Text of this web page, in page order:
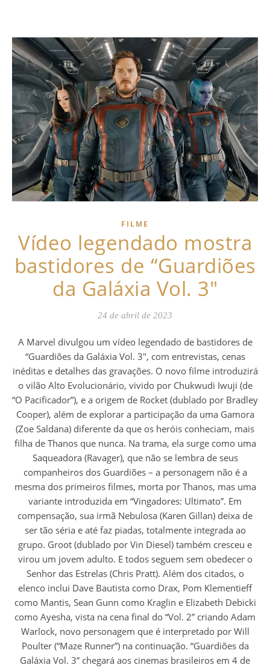
FILME
Vídeo legendado mostra
bastidores de “Guardiões
da Galáxia Vol. 3″
24 de abril de 2023
A Marvel divulgou um vídeo legendado de bastidores de
“Guardiões da Galáxia Vol. 3″, com entrevistas, cenas
inéditas e detalhes das gravações. O novo filme introduzirá
o vilão Alto Evolucionário, vivido por Chukwudi Iwuji (de
“O Pacificador”), e a origem de Rocket (dublado por Bradley
Cooper), além de explorar a participação da uma Gamora
(Zoe Saldana) diferente da que os heróis conheciam, mais
filha de Thanos que nunca. Na trama, ela surge como uma
Saqueadora (Ravager), que não se lembra de seus
companheiros dos Guardiões – a personagem não é a
mesma dos primeiros filmes, morta por Thanos, mas uma
variante introduzida em “Vingadores: Ultimato”. Em
compensação, sua irmã Nebulosa (Karen Gillan) deixa de
ser tão séria e até faz piadas, totalmente integrada ao
grupo. Groot (dublado por Vin Diesel) também cresceu e
virou um jovem adulto. E todos seguem sem obedecer o
Senhor das Estrelas (Chris Pratt). Além dos citados, o
elenco inclui Dave Bautista como Drax, Pom Klementieff
como Mantis, Sean Gunn como Kraglin e Elizabeth Debicki
como Ayesha, vista na cena final do “Vol. 2” criando Adam
Warlock, novo personagem que é interpretado por Will
Poulter (“Maze Runner”) na continuação. “Guardiões da
Galáxia Vol. 3” chegará aos cinemas brasileiros em 4 de